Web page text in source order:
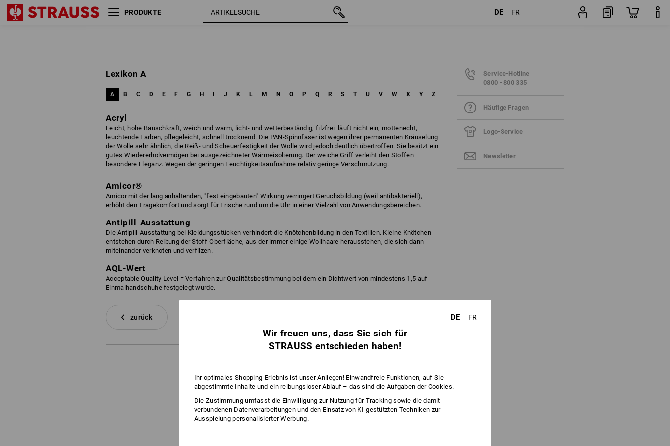
PRODUKTE DE FR
Lexikon A
A B C D E F G H J K L M N O P Q R S T U V W X Y Z
Acryl
Leicht, hohe Bauschkraft, weich und warm, licht- und wetterbeständig, filzfrei, läuft nicht ein, mottenecht,
leuchtende Farben, pflegeleicht, schnell trocknend. Die PAN-Spinnfaser ist wegen ihrer permanenten Kräuselung
der Wolle sehr ähnlich, die Reiß- und Scheuerfestigkeit der Wolle wird jedoch deutlich übertroffen. Sie besitzt ein
gutes Wiedererholvermögen bei ausgezeichneter Wärmeisolierung. Der weiche Griff verleiht den Stoffen
besondere Eleganz. Wegen der geringen Feuchtigkeitsaufnahme relativ geringe Verschmutzung.
Amicor®
Amicor mit der lang anhaltenden, "fest eingebauten" Wirkung verringert Geruchsbildung (weil antibakteriell),
erhöht den Tragekomfort und sorgt für Frische rund um die Uhr in einer Vielzahl von Anwendungsbereichen.
Antipill-Ausstattung
Die Antipill-Ausstattung bei Kleidungsstücken verhindert die Knötchenbildung in den Textilien. Kleine Knötchen
entstehen durch Reibung der Stoff-Oberfläche, aus der immer einige Wollhaare herausstehen, die sich dann
miteinander verknoten und verfilzen.
AQL-Wert
Acceptable Quality Level = Verfahren zur Qualitätsbestimmung bei dem ein Dichtwert von mindestens 1,5 auf
Einmalhandschuhe festgelegt wurde.
zurück
Service-Hotline
0800 - 800 335
Häufige Fragen
Logo-Service
Newsletter
DE FR
Wir freuen uns, dass Sie sich für
STRAUSS entschieden haben!
Ihr optimales Shopping-Erlebnis ist unser Anliegen! Einwandfreie Funktionen, auf Sie
abgestimmte Inhalte und ein reibungsloser Ablauf – das sind die Aufgaben der Cookies.
Die Zustimmung umfasst die Einwilligung zur Nutzung für Tracking sowie die damit
verbundenen Datenverarbeitungen und den Einsatz von KI-gestützten Techniken zur
Ausspielung personalisierter Werbung.